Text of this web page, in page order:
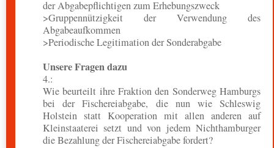
der Abgabepflichtigen zum Erhebungszweck
>Gruppennützigkeit der Verwendung des
Abgabeaufkommen
>Periodische Legitimation der Sonderabgabe
Unsere Fragen dazu
4.:
Wie beurteilt ihre Fraktion den Sonderweg Hamburgs
bei der Fischereiabgabe, die nun wie Schleswig
Holstein statt Kooperation mit allen anderen auf
Kleinstaaterei setzt und von jedem Nichthamburger
die Bezahlung der Fischereiabgabe fordert?